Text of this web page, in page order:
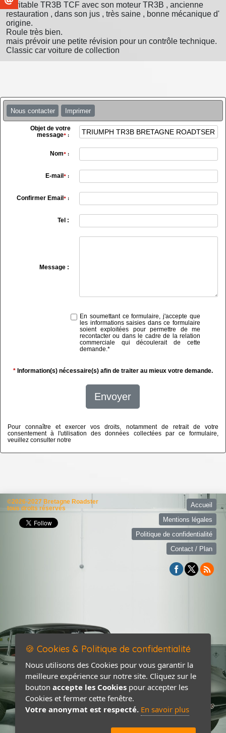
Véritable TR3B TCF avec son moteur TR3B , ancienne
restauration , dans son jus , très saine , bonne mécanique d'
origine.
Roule très bien.
mais prévoir une petite révision pour un contrôle technique.
Classic car voiture de collection
Nous contacter Imprimer
Objet de votre
message*:
Nom*:
E-mail *:
Confirmer Email *:
Tel :
Message :
En soumettant ce formulaire, j'accepte que
les informations saisies dans ce formulaire
soient exploitées pour permettre de me
recontacter ou dans le cadre de la relation
commerciale qui découlerait de cette
demande.*
* Information(s) nécessaire(s) afin de traiter au mieux votre demande.
Envoyer
Pour connaître et exercer vos droits, notamment de retrait de votre
consentement à l'utilisation des données collectées par ce formulaire,
veuillez consulter notre
©2026-2027 Bretagne Roadster
tous droits réservés
Accueil
Mentions légales
Politique de confidentialité
Contact / Plan
🍪 Cookies & Politique de confidentialité
Nous utilisons des Cookies pour vous garantir la
meilleure expérience sur notre site. Cliquez sur le
bouton accepte les Cookies pour accepter les
Cookies et fermer cette fenêtre.
Votre anonymat est respecté. En savoir plus